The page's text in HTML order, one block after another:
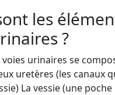
les
?
voies urinaires se
uretères (les canaux
La vessie (une